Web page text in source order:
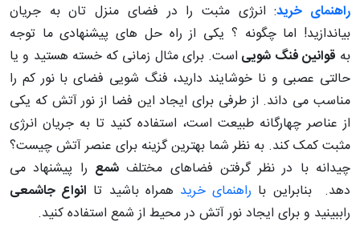
راهنمای خرید: انرژی مثبت را در فضای منزل تان به جریان
بیاندازید! اما چگونه ؟ یکی از راه حل های پیشنهادی ما توجه
به قوانین فنگ شویی است. برای مثال زمانی که خسته هستید و یا
حالتی عصبی و نا خوشایند دارید، فنگ شویی فضای با نور کم را
مناسب می داند. از طرفی برای ایجاد این فضا از نور آتش که یکی
از عناصر چهارگانه طبیعت است، استفاده کنید تا به جریان انرژی
مثبت کمک کند. به نظر شما بهترین گزینه برای عنصر آتش چیست؟
چیدانه با در نظر گرفتن فضاهای مختلفشمع را پیشنهاد می
دهد. بنابراین با راهنمای خرید همراه باشید تا انواع جاشمعی
راببینید و برای ایجاد نور آتش در محیط از شمع استفاده کنید.